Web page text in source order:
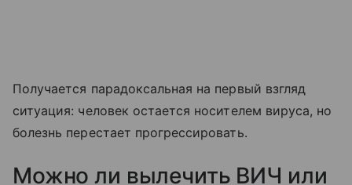
Получается парадоксальная на первый взгляд
ситуация: человек остается носителем вируса, но
болезнь перестает прогрессировать.
Можно ли вылечить ВИЧ или